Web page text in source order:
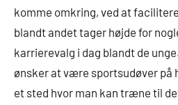
komme omkring, ved at
blandt andet tager højde for
karrierevalg i dag blandt de
ønsker at være sportsudøver på
et sted hvor man kan træne til